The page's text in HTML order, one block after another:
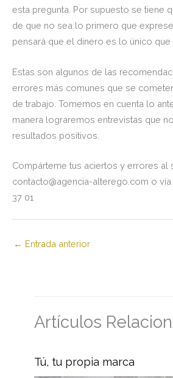
esta pregunta. Por supuesto se tiene
de que no sea lo primero que
pensará que el dinero es lo único que
Estas son algunos de las
errores más comunes que se
de trabajo. Tomemos en cuenta lo
manera lograremos entrevistas que
resultados positivos.
Compárteme tus aciertos y errores al
contacto@agencia-alterego.com o vía
37 01
← Entrada anterior
Artículos
Tú, tu propia marca